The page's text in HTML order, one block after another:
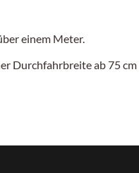
einem Meter.
Durchfahrbreite ab 75cm